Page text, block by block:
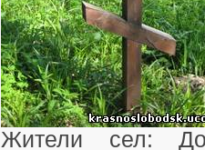
Жители сел: